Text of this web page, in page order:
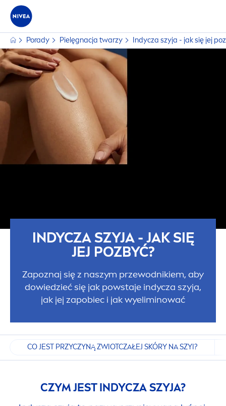
Porady Pielęgnacja twarzy Indycza szyja - jak się jej
INDYCZA SZYJA - JAK SIĘ
JEJ POZBYĆ?
Zapoznaj się z naszym przewodnikiem, aby
dowiedzieć się jak powstaje indycza szyja,
jak jej zapobiec i jak wyeliminować
CO JEST PRZYCZYNĄ ZWIOTCZAŁEJ SKÓRY NA SZYI?
CZYM JEST INDYCZA SZYJA?